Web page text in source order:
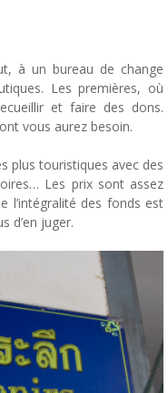
à un bureau de change
Les premières, où
et faire des dons.
vous aurez besoin.
plus touristiques avec des
Les prix sont assez
l’intégralité des fonds est
d’en juger.